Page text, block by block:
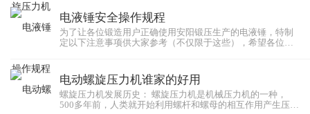
电液锤安全操作规程
为了让各位锻造用户正确使用安阳锻压生产的电液锤，特制
定以下注意事项供大家参考（不仅限于这些），希望各位都
电动螺旋压力机谁家的好用
螺旋压力机发展历史： 螺旋压力机是机械压力机的一种，
500多年前，人类就开始利用螺杆和螺母的相互作用产生压力